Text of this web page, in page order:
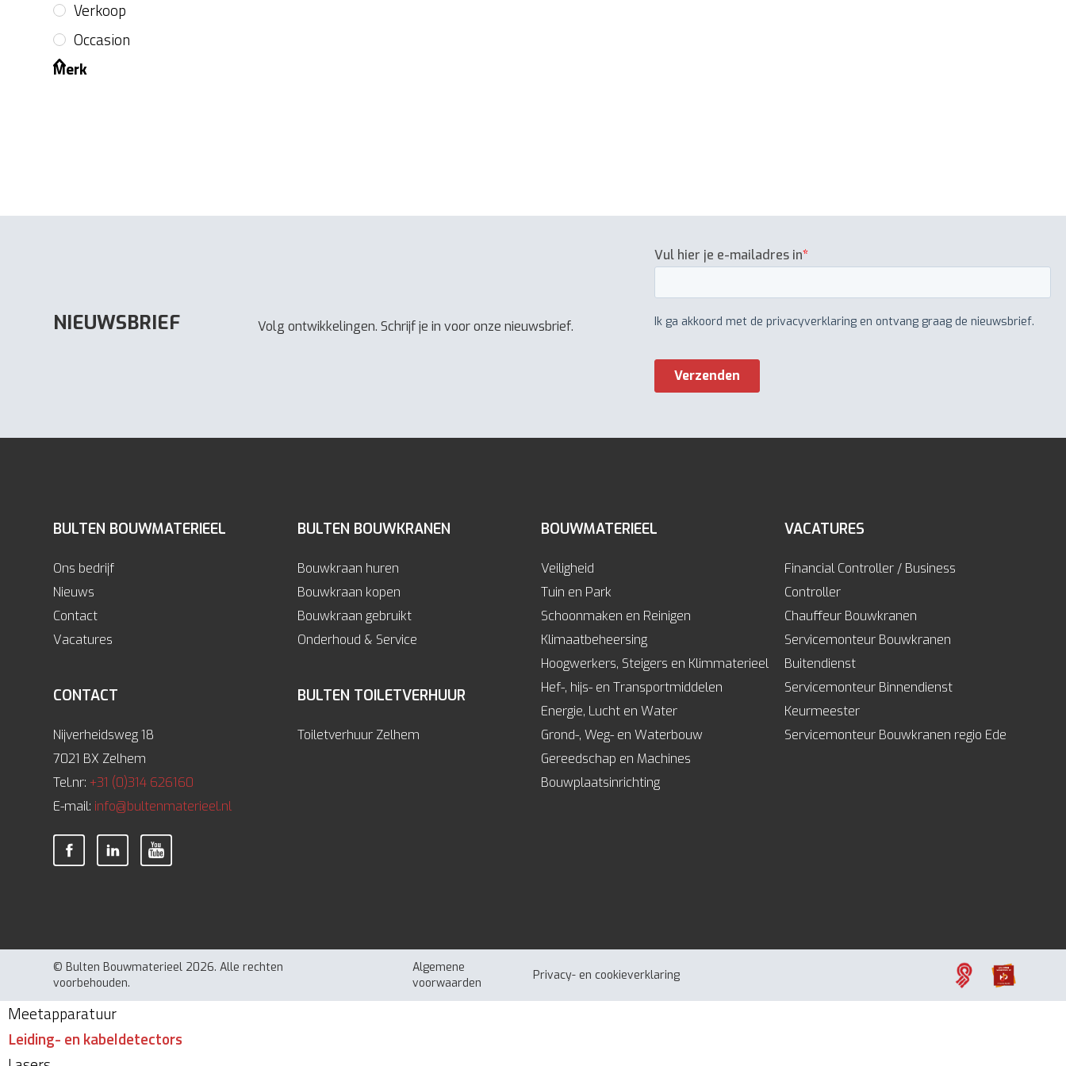
Verkoop
Occasion
Merk
NIEUWSBRIEF Volg ontwikkelingen. Schrijf je in voor onze nieuwsbrief.
BULTEN BOUWMATERIEEL
Ons bedrijf
Nieuws
Contact
Vacatures
VACATURES
Financial Controller / Business
Controller
Chauffeur Bouwkranen
Servicemonteur Bouwkranen
Buitendienst
Servicemonteur Binnendienst
Keurmeester
Servicemonteur Bouwkranen regio Ede
BOUWMATERIEEL
Veiligheid
Tuin en Park
Schoonmaken en Reinigen
Klimaatbeheersing
Hoogwerkers, Steigers en Klimmaterieel
Hef-, hijs- en Transportmiddelen
Energie, Lucht en Water
Grond-, Weg- en Waterbouw
Gereedschap en Machines
Bouwplaatsinrichting
BULTEN BOUWKRANEN
Bouwkraan huren
Bouwkraan kopen
Bouwkraan gebruikt
Onderhoud & Service
CONTACT
Nijverheidsweg 18
7021 BX Zelhem
Tel.nr: +31 (0)314 626160
E-mail: info@bultenmaterieel.nl
BULTEN TOILETVERHUUR
Toiletverhuur Zelhem
© Bulten Bouwmaterieel 2026. Alle rechten
voorbehouden.
Algemene
voorwaarden
Privacy- en cookieverklaring
Meetapparatuur
Leiding- en kabeldetectors